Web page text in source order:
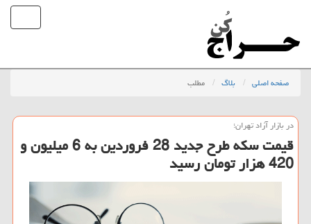
صفحه اصلی بلاگ مطلب
در بازار آزاد تهران؛
قیمت سكه طرح جدید 28 فروردین به 6 میلیون و
420 هزار تومان رسید